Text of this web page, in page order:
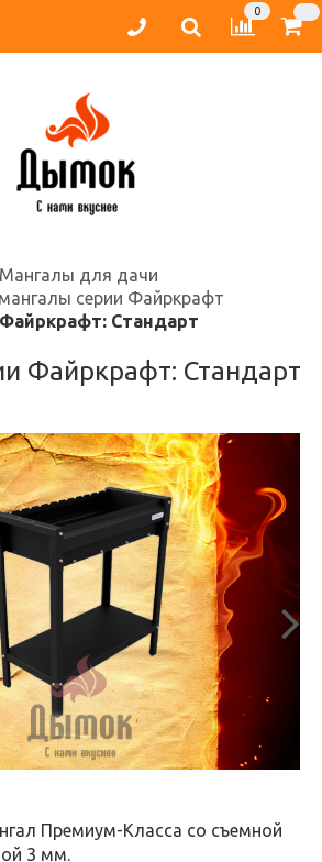
0
Мангалы для дачи
серии Файркрафт
Стандарт
Файркрафт: Стандарт
Премиум-Класса со съемной
3 мм.